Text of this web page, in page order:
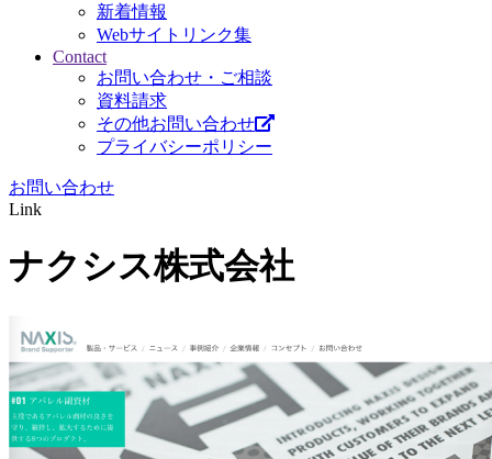
新着情報
Webサイトリンク集
Contact
お問い合わせ・ご相談
資料請求
その他お問い合わせ
プライバシーポリシー
お問い合わせ
Link
ナクシス株式会社